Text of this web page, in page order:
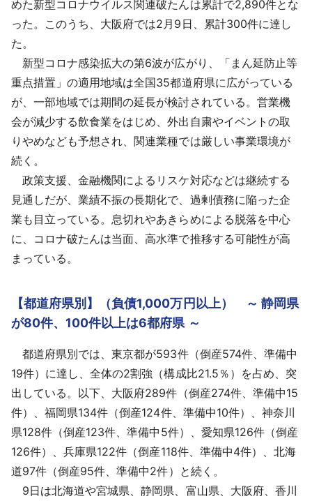
めた新型コロナウイルス関連破たんは累計で2,890件とな
った。このうち、大阪府では2月9日、累計300件に達し
た。
新型コロナ感染拡大の第6波が広がり、「まん延防止等
重点措置」の適用地域は全国35都道府県に広がっている
が、一部地域では期間の延長が検討されている。営業機
会が減少する飲食業をはじめ、外出自粛やイベントの取
りやめなども予想され、関連業種では厳しい事業環境が
続く。
政策支援、金融機関によるリスケ対応などは継続する
見通しだが、業績不振の長期化で、過剰債務に陥った企
業も目立っている。息切れやあきらめによる脱落を中心
に、コロナ破たんは当面、高水準で推移する可能性が高
まっている。
【都道府県別】（負債1,000万円以上） ～ 静岡県
が80件、100件以上は6都府県 ～
都道府県別では、東京都が593件（倒産574件、準備中
19件）に達し、全体の2割強（構成比21.5％）を占め、突
出している。以下、大阪府289件（倒産274件、準備中15
件）、福岡県134件（倒産124件、準備中10件）、神奈川
県128件（倒産123件、準備中5件）、愛知県126件（倒産
126件）、兵庫県122件（倒産118件、準備中4件）、北海
道97件（倒産95件、準備中2件）と続く。
9日は北海道や宮城県、静岡県、富山県、大阪府、香川